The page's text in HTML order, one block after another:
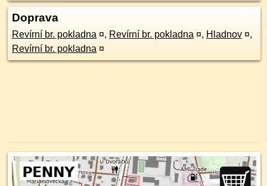
Doprava
Revírní br. pokladna ¤, Revírní br. pokladna ¤, Hladnov ¤,
Revírní br. pokladna ¤